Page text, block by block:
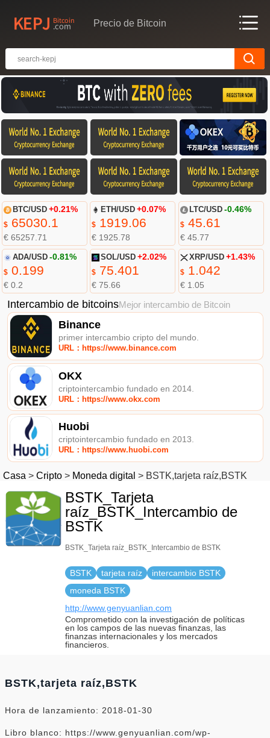
Precio de Bitcoin
BTC/USD +0.21%
$65030.1
€ 65257.71
ETH/USD +0.07%
$ 1919.06
€ 1925.78
LTC/USD -0.46%
$45.61
€ 45.77
ADA/USD -0.81%
$0.199
€ 0.2
SOL/USD +2.02%
$ 75.401
€ 75.66
XRP/USD +1.43%
$1.042
€ 1.05
Intercambio de bitcoinsMejor intercambio de Bitcoin
Binance
primer intercambio cripto del mundo.
URL：https://www.binance.com
OKX
criptointercambio fundado en 2014.
URL：https://www.okx.com
Huobi
criptointercambio fundado en 2013.
URL：https://www.huobi.com
Casa > Cripto > Moneda digital > BSTK,tarjeta raíz,BSTK
BSTK_Tarjeta
raíz_BSTK_Intercambio de
BSTK
BSTK_Tarjeta raíz_BSTK_Intercambio de BSTK
BSTK tarjeta raíz
intercambio BSTK
moneda BSTK
http://www.genyuanlian.com
Comprometido con la investigación de políticas
en los campos de las nuevas finanzas, las
finanzas internacionales y los mercados
financieros.
BSTK,tarjeta raíz,BSTK
Hora de lanzamiento: 2018-01-30
Libro blanco: https://www.genyuanlian.com/wp-